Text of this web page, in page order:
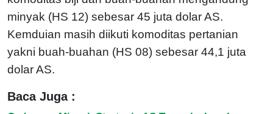
minyak (HS 12) sebesar 45 juta dolar AS.
Kemduian masih diikuti komoditas pertanian
yakni buah-buahan (HS 08) sebesar 44,1 juta
dolar AS.
Baca Juga :